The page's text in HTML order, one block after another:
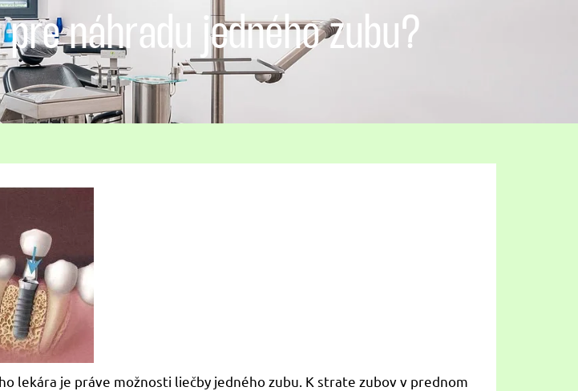
náhradu jedného zubu?
lekára je práve možnosti liečby jedného zubu. K strate zubov v prednom